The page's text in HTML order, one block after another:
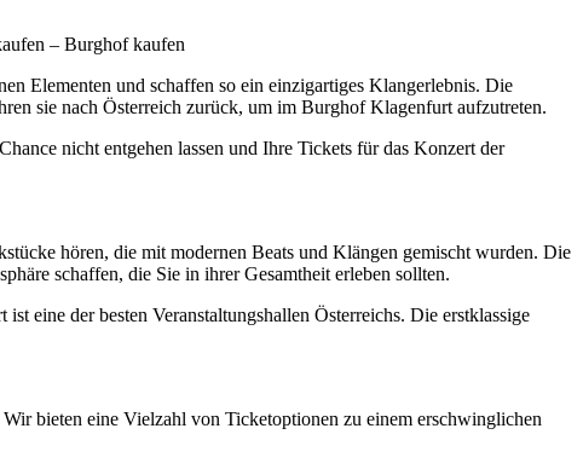
– Burghof kaufen
Elementen und schaffen so ein einzigartiges Klangerlebnis. Die
sie nach Österreich zurück, um im Burghof Klagenfurt aufzutreten.
nicht entgehen lassen und Ihre Tickets für das Konzert der
hören, die mit modernen Beats und Klängen gemischt wurden. Die
schaffen, die Sie in ihrer Gesamtheit erleben sollten.
eine der besten Veranstaltungshallen Österreichs. Die erstklassige
bieten eine Vielzahl von Ticketoptionen zu einem erschwinglichen